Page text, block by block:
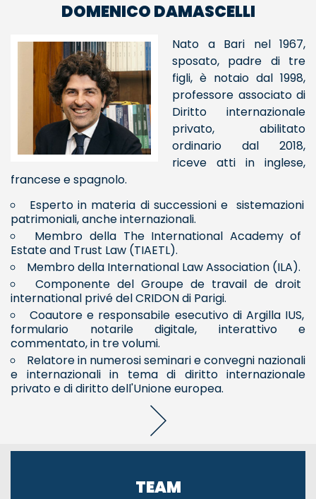
DOMENICO DAMASCELLI
Nato a Bari nel 1967,
sposato, padre di tre
figli, è notaio dal 1998,
professore associato di
Diritto internazionale
privato, abilitato
ordinario dal 2018,
riceve atti in inglese,
francese e spagnolo.
Esperto in materia di successioni e sistemazioni
patrimoniali, anche internazionali.
Membro della The International Academy of
Estate and Trust Law (TIAETL).
Membro della International Law Association (ILA).
Componente del Groupe de travail de droit
international privé del CRIDON di Parigi.
Coautore e responsabile esecutivo di Argilla IUS,
formulario notarile digitale, interattivo e
commentato, in tre volumi.
Relatore in numerosi seminari e convegni nazionali
e internazionali in tema di diritto internazionale
privato e di diritto dell'Unione europea.
TEAM